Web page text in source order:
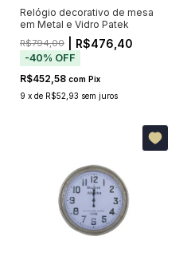
Relógio decorativo de mesa
em Metal e Vidro Patek
R$794,00 | R$476,40
-40% OFF
R$452,58 com Pix
9 x de R$52,93 sem juros